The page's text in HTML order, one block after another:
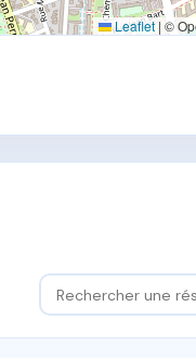
Leaflet | ©